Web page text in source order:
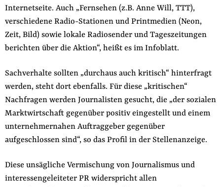
Internetseite. Auch „Fernsehen (z.B. Anne Will, TTT),
verschiedene Radio-Stationen und Printmedien (Neon,
Zeit, Bild) sowie lokale Radiosender und Tageszeitungen
berichten über die Aktion“, heißt es im Infoblatt.
Sachverhalte sollten „durchaus auch kritisch“ hinterfragt
werden, steht dort ebenfalls. Für diese „kritischen“
Nachfragen werden Journalisten gesucht, die „der sozialen
Marktwirtschaft gegenüber positiv eingestellt und einem
unternehmernahen Auftraggeber gegenüber
aufgeschlossen sind“, so das Profil in der Stellenanzeige.
Diese unsägliche Vermischung von Journalismus und
interessengeleiteter PR widerspricht allen